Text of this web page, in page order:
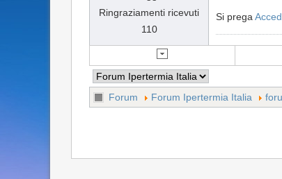
Ringraziamenti ricevuti
110
Si prega
Forum Forum Ipertermia Italia